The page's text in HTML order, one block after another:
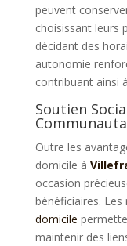
peuvent
choisissant leurs
décidant des
autonomie
contribuant ainsi
Soutien
Outre les
domicile à
occasion
bénéficiaires. Les
domicile
maintenir des